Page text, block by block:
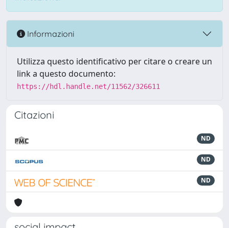
Informazioni
Utilizza questo identificativo per citare o creare un
link a questo documento:
https://hdl.handle.net/11562/326611
Citazioni
ND
ND
ND